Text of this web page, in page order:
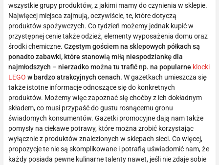
wszystkie grupy produktów, z jakimi mamy do czynienia w sklepie.
Najwięcej miejsca zajmują, oczywiście, te, które dotyczą
produktów spożywczych. Co tydzień możemy jednak kupić w
przystępnej cenie także odzież, elementy wyposażenia domu oraz
środki chemiczne. Częstym gościem na sklepowych półkach są
ponadto zabawki, które stanowią miłą niespodziankę dla
najmłodszych – nierzadko można tu trafić np. na popularne klocki
LEGO w bardzo atrakcyjnych cenach. W gazetkach umieszcza się
także istotne informacje odnoszące się do konkretnych
produktów. Możemy więc zapoznać się choćby z ich dokładnym
składem, co musi przypaść do gustu rosnącemu gronu
świadomych konsumentów. Gazetki promocyjne dają nam także
pomysły na ciekawe potrawy, które można zrobić korzystając
wyłącznie z produktów znalezionych w sklepach sieci. Co więcej,
propozycje te nie są skomplikowane i potrafią uświadomić nam, że
każdy posiada pewne kulinarne talenty nawet, jeśli nie zdaje sobie